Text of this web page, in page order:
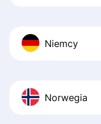
Niemcy
Norwegia